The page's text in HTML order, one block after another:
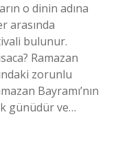
o dinin adına
arasında
bulunur.
Ramazan
zorunlu
Bayramı’nın
günüdür ve…